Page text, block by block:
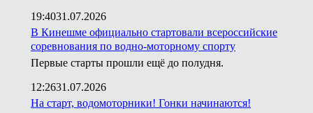
19:4031.07.2026
В Кинешме официально стартовали всероссийские
соревнования по водно-моторному спорту
Первые старты прошли ещё до полудня.
12:2631.07.2026
На старт, водомоторники! Гонки начинаются!